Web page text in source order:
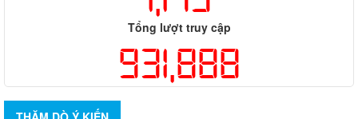
Tổng lượt truy cập
931,888